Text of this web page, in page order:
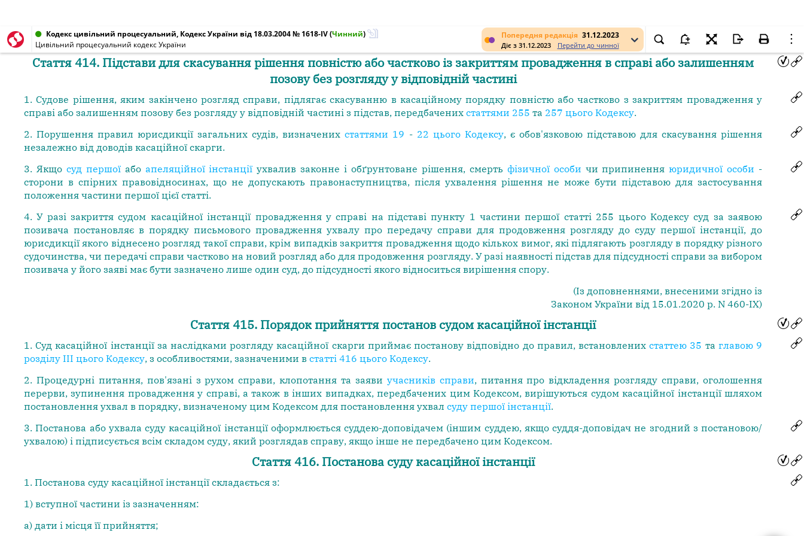
Попередня редакція 31.12.2023
Діє з 31.12.2023 Перейти до чинної
Кодекс цивільний процесуальний, Кодекс України від 18.03.2004 № 1618-IV(Чинний)
Цивільний процесуальний кодекс України